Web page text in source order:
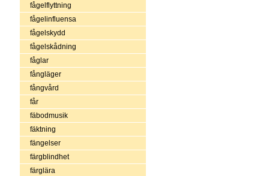
fågelflyttning
fågelinfluensa
fågelskydd
fågelskådning
fåglar
fångläger
fångvård
får
fäbodmusik
fäktning
fängelser
färgblindhet
färglära